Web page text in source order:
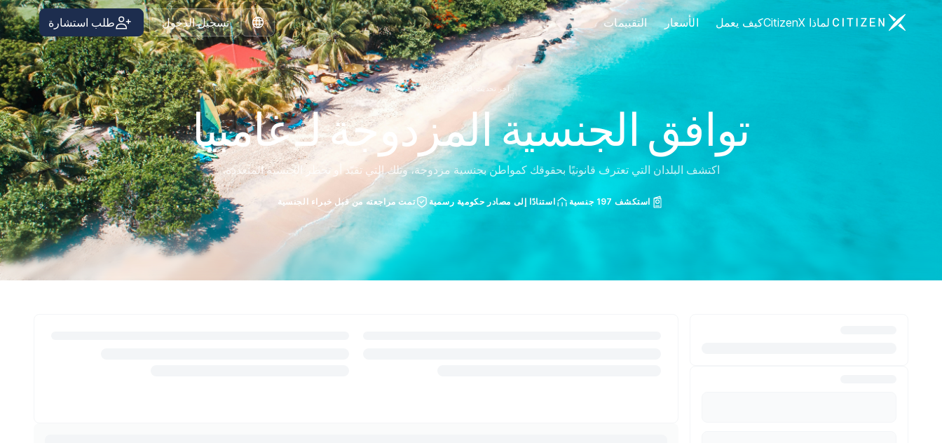
الانتقال إلى الصفحة الرئيسية لـ CitizenX
لماذا CitizenX كيف يعمل الأسعار التقييمات
Arabic
تسجيل الدخول طلب استشارة
آخر تحديث: 19 مايو 2026
توافق الجنسية المزدوجة لـ غامبيا
اكتشف البلدان التي تعترف قانونيًا بحقوقك كمواطن بجنسية مزدوجة، وتلك التي تقيّد أو تحظر الجنسية المتعددة.
استكشف 197 جنسية استنادًا إلى مصادر حكومية رسمية تمت مراجعته من قبل خبراء الجنسية